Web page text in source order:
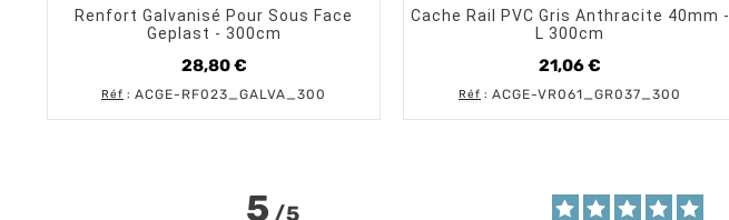
Renfort Galvanisé Pour Sous Face
Geplast - 300cm
28,80 €
Prix
Réf : ACGE-RF023_GALVA_300
Cache Rail PVC Gris Anthracite 40mm -
L 300cm
21,06 €
Prix
Réf : ACGE-VR061_GR037_300
5/5